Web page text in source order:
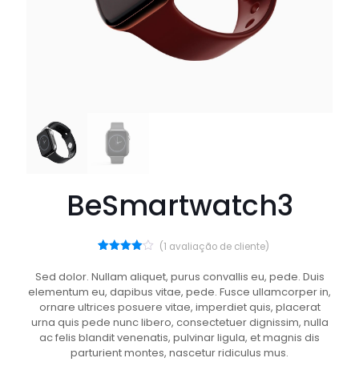
BeSmartwatch3
4.00de
5, com
em
avaliação
cliente
(1 avaliação de cliente)
Sed dolor. Nullam aliquet, purus convallis eu, pede. Duis
elementum eu, dapibus vitae, pede. Fusce ullamcorper in,
ornare ultrices posuere vitae, imperdiet quis, placerat
urna quis pede nunc libero, consectetuer dignissim, nulla
ac felis blandit venenatis, pulvinar ligula, et magnis dis
parturient montes, nascetur ridiculus mus.